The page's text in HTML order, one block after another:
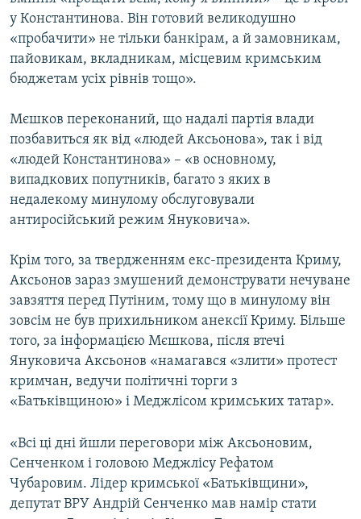
у Константинова. Він готовий великодушно
«пробачити» не тільки банкірам, а й замовникам,
пайовикам, вкладникам, місцевим кримським
бюджетам усіх рівнів тощо».
Мєшков переконаний, що надалі партія влади
позбавиться як від «людей Аксьонова», так і від
«людей Константинова» – «в основному,
випадкових попутників, багато з яких в
недалекому минулому обслуговували
антиросійський режим Януковича».
Крім того, за твердженням екс-президента Криму,
Аксьонов зараз змушений демонструвати нечуване
завзяття перед Путіним, тому що в минулому він
зовсім не був прихильником анексії Криму. Більше
того, за інформацією Мєшкова, після втечі
Януковича Аксьонов «намагався «злити» протест
кримчан, ведучи політичні торги з
«Батьківщиною» і Меджлісом кримських татар».
«Всі ці дні йшли переговори між Аксьоновим,
Сенченком і головою Меджлісу Рефатом
Чубаровим. Лідер кримської «Батьківщини»,
депутат ВРУ Андрій Сенченко мав намір стати